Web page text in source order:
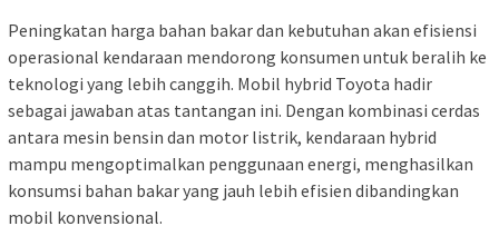
Peningkatan harga bahan bakar dan kebutuhan akan efisiensi
operasional kendaraan mendorong konsumen untuk beralih ke
teknologi yang lebih canggih. Mobil hybrid Toyota hadir
sebagai jawaban atas tantangan ini. Dengan kombinasi cerdas
antara mesin bensin dan motor listrik, kendaraan hybrid
mampu mengoptimalkan penggunaan energi, menghasilkan
konsumsi bahan bakar yang jauh lebih efisien dibandingkan
mobil konvensional.